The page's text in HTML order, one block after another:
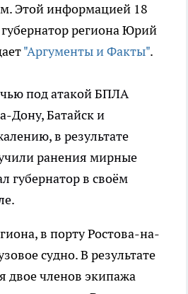
Этой информацией 18
региона Юрий
"Аргументы и Факты".
под атакой БПЛА
Дону, Батайск и
в результате
ранения мирные
губернатор в своём
в порту Ростова-на-
судно. В результате
двое членов экипажа